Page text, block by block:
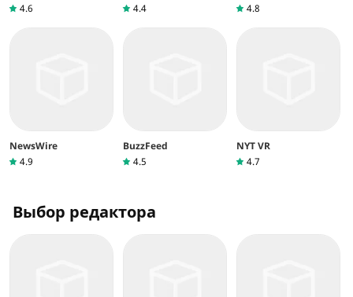
4.6
4.4
4.8
NewsWire
4.9
BuzzFeed
4.5
NYT VR
4.7
Выбор редактора